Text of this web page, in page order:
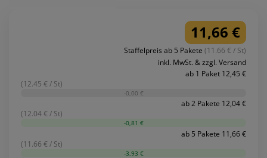
11,66 €
Staffelpreis ab 5 Pakete (11.66 € / St)
inkl. MwSt. & zzgl. Versand
ab 1 Paket 12,45 €
(12.45 € / St)
-0,00 €
ab 2 Pakete 12,04 €
(12.04 € / St)
-0,81 €
ab 5 Pakete 11,66 €
(11.66 € / St)
-3,93 €